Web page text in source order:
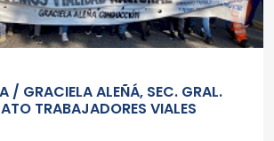
/ GRACIELA ALEÑÁ, SEC. GRAL.
TRABAJADORES VIALES